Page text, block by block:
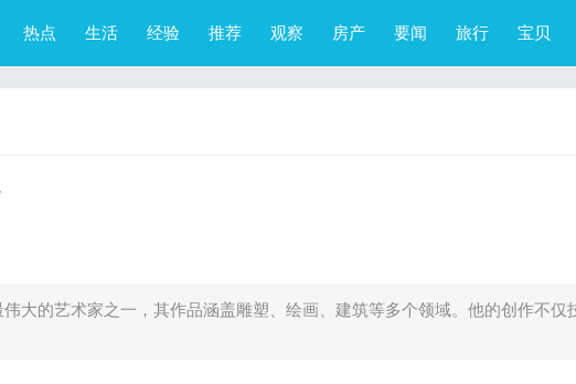
热点 生活 经验 推荐 观察 房产 要闻 旅行 宝贝
大的艺术家之一，其作品涵盖雕塑、绘画、建筑等多个领域。他的创作不仅